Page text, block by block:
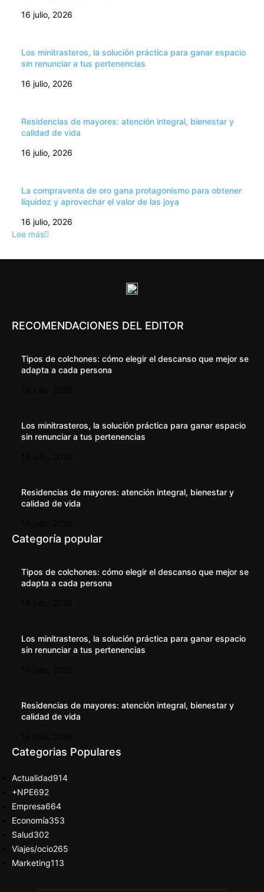
16 julio, 2026
Los minitrasteros, la solución práctica para ganar espacio
sin renunciar a tus pertenencias
16 julio, 2026
Residencias de mayores: atención integral, bienestar y
calidad de vida
16 julio, 2026
La compraventa de oro gana protagonismo para obtener
liquidez y aprovechar el valor de las joya
16 julio, 2026
Lee más
RECOMENDACIONES DEL EDITOR
Tipos de colchones: cómo elegir el descanso que mejor se
adapta a cada persona
Los minitrasteros, la solución práctica para ganar espacio
sin renunciar a tus pertenencias
Residencias de mayores: atención integral, bienestar y
calidad de vida
Categoría popular
Tipos de colchones: cómo elegir el descanso que mejor se
adapta a cada persona
Los minitrasteros, la solución práctica para ganar espacio
sin renunciar a tus pertenencias
Residencias de mayores: atención integral, bienestar y
calidad de vida
Categorias Populares
Actualidad914
+NPE692
Empresa664
Economía353
Salud302
Viajes/ocio265
Marketing113